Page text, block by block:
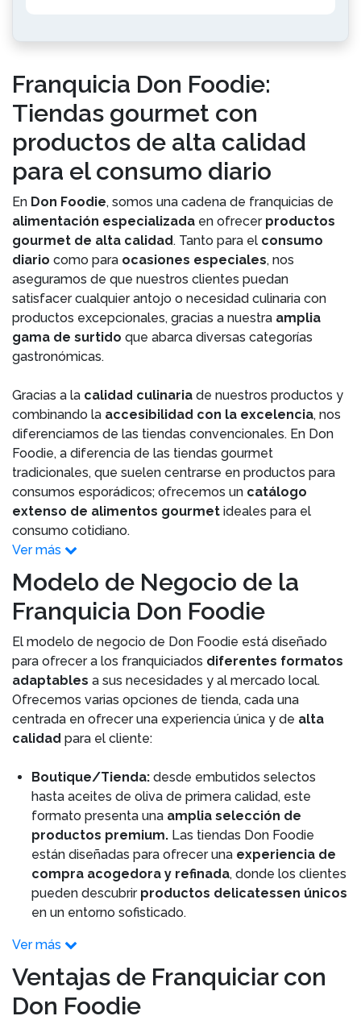
Franquicia Don Foodie:
Tiendas gourmet con
productos de alta calidad
para el consumo diario
En Don Foodie, somos una cadena de franquicias de
alimentación especializada en ofrecer productos
gourmet de alta calidad. Tanto para el consumo
diario como para ocasiones especiales, nos
aseguramos de que nuestros clientes puedan
satisfacer cualquier antojo o necesidad culinaria con
productos excepcionales, gracias a nuestra amplia
gama de surtido que abarca diversas categorías
gastronómicas.
Gracias a la calidad culinaria de nuestros productos y
combinando la accesibilidad con la excelencia, nos
diferenciamos de las tiendas convencionales. En Don
Foodie, a diferencia de las tiendas gourmet
tradicionales, que suelen centrarse en productos para
consumos esporádicos; ofrecemos un catálogo
extenso de alimentos gourmet ideales para el
consumo cotidiano.
Ver más
Modelo de Negocio de la
Franquicia Don Foodie
El modelo de negocio de Don Foodie está diseñado
para ofrecer a los franquiciados diferentes formatos
adaptables a sus necesidades y al mercado local.
Ofrecemos varias opciones de tienda, cada una
centrada en ofrecer una experiencia única y de alta
calidad para el cliente:
Boutique/Tienda: desde embutidos selectos
hasta aceites de oliva de primera calidad, este
formato presenta una amplia selección de
productos premium. Las tiendas Don Foodie
están diseñadas para ofrecer una experiencia de
compra acogedora y refinada, donde los clientes
pueden descubrir productos delicatessen únicos
en un entorno sofisticado.
Ver más
Ventajas de Franquiciar con
Don Foodie